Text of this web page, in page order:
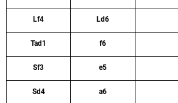
Lf4 Ld6
Tad1 f6
Sf3 e5
Sd4 a6